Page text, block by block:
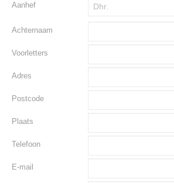
Aanhef
Achternaam
Voorletters
Adres
Postcode
Plaats
Telefoon
E-mail